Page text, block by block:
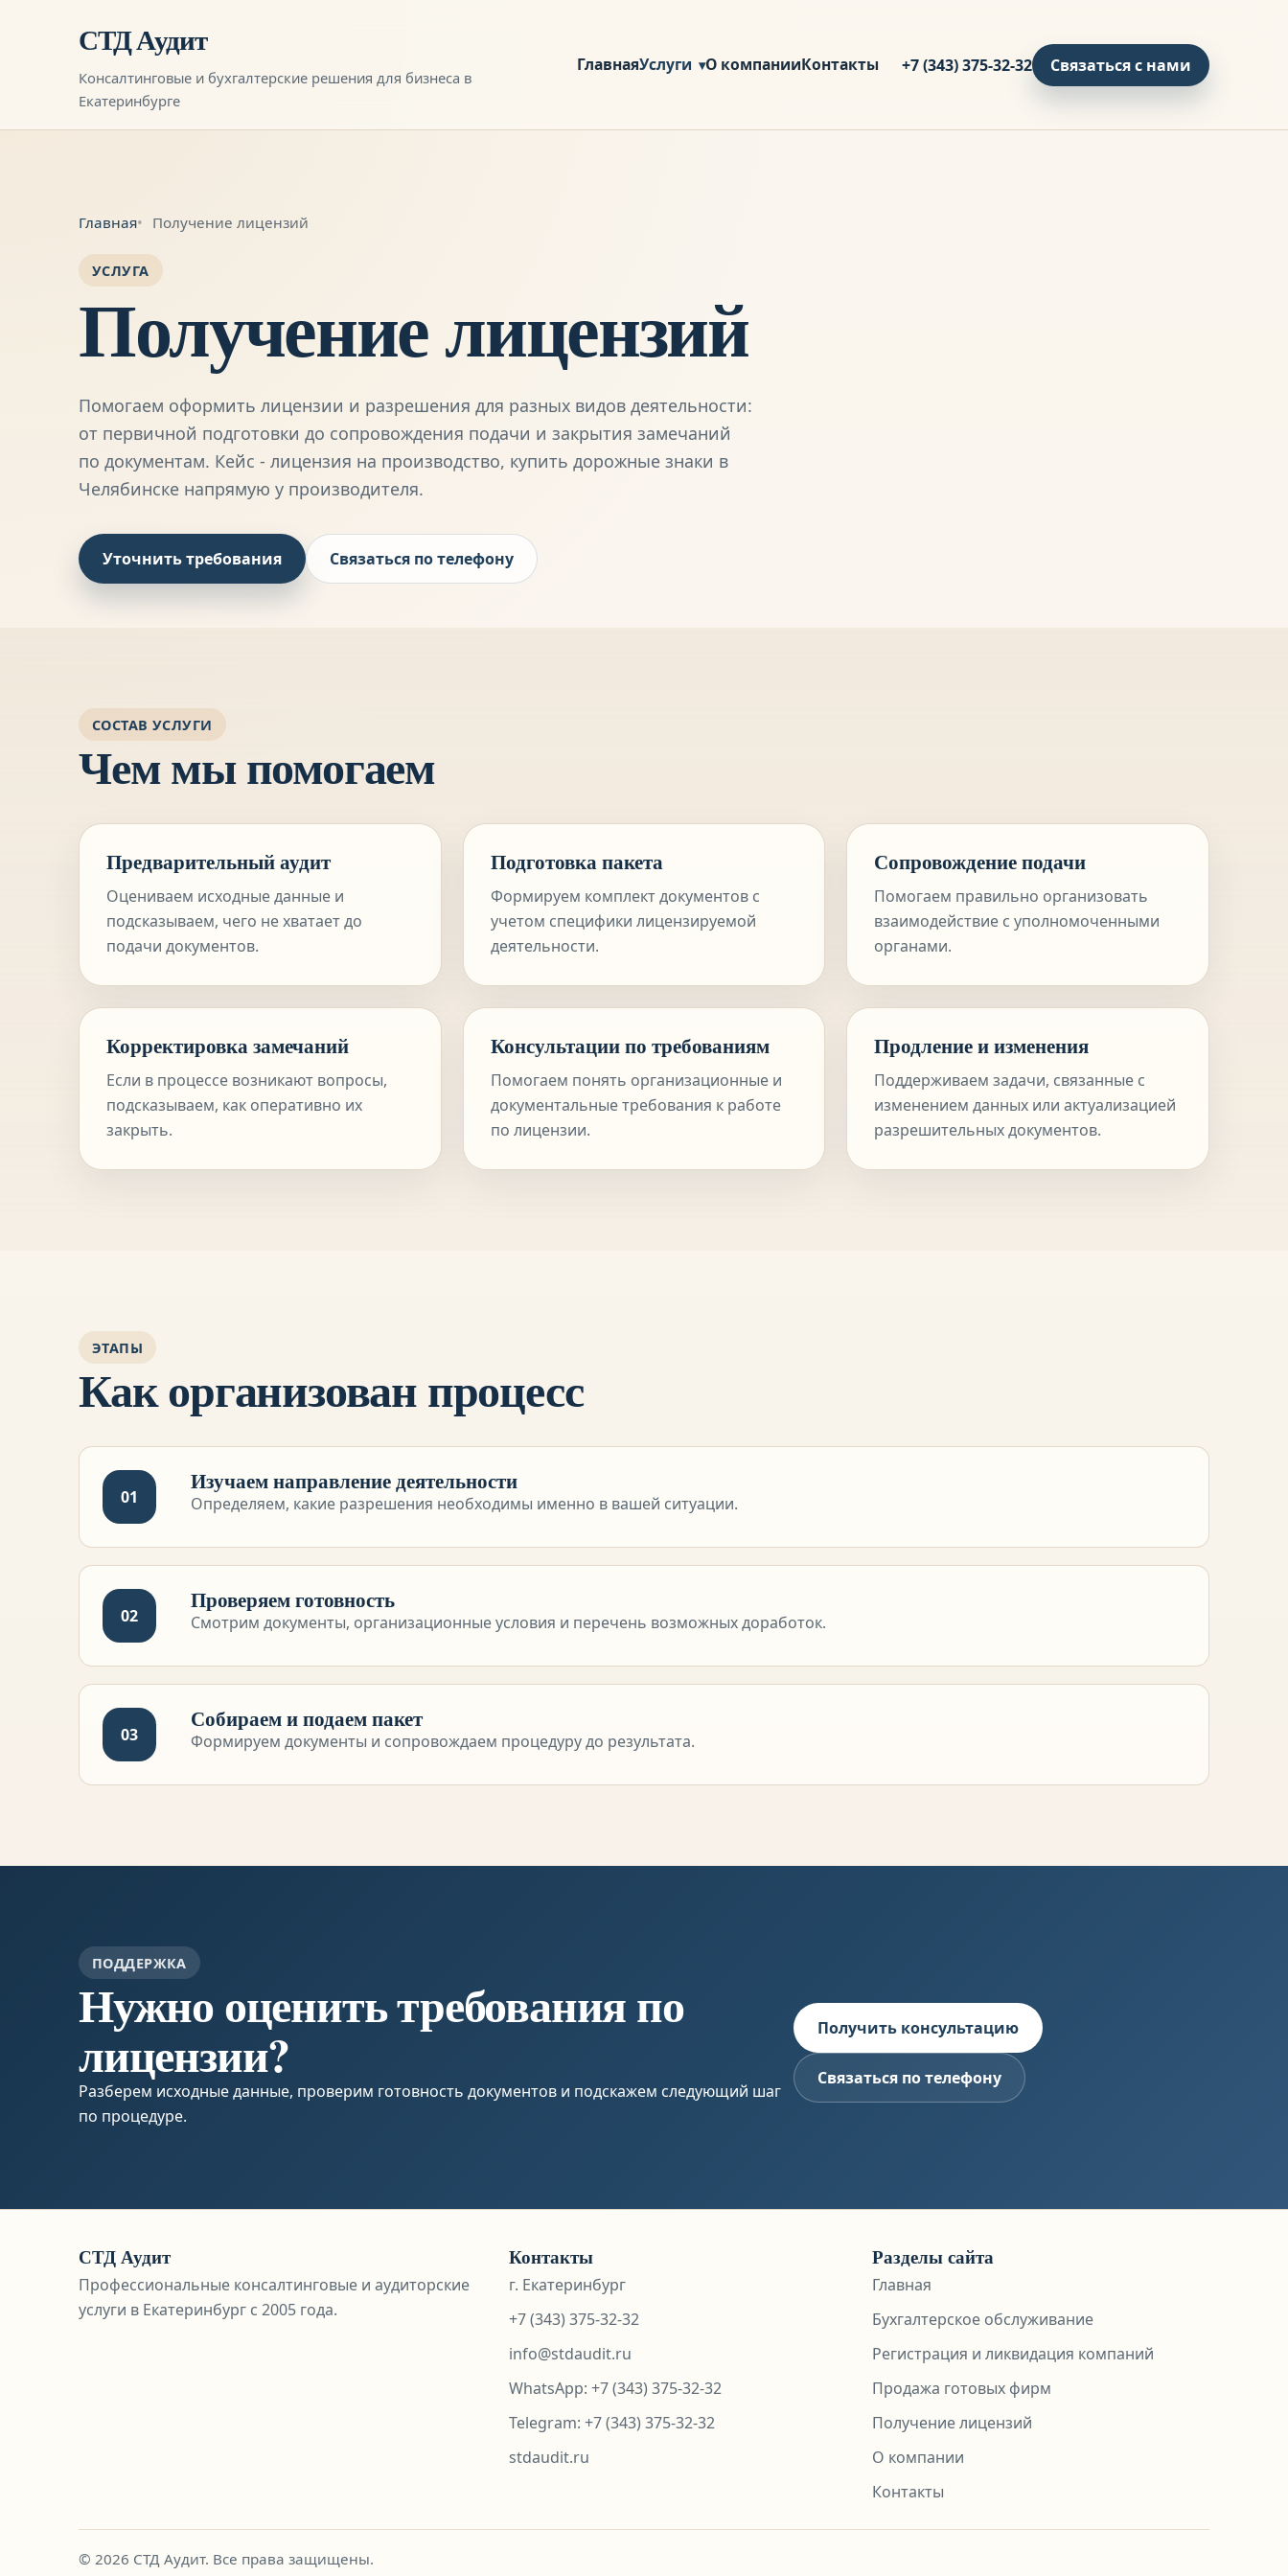
СТД Аудит
Консалтинговые и бухгалтерские решения для бизнеса в
Екатеринбурге
ГлавнаяУслуги О компанииКонтакты +7 (343) 375-32-32 Связаться с нами
Главная Получение лицензий
УСЛУГА
Получение лицензий
Помогаем оформить лицензии и разрешения для разных видов деятельности:
от первичной подготовки до сопровождения подачи и закрытия замечаний
по документам. Кейс - лицензия на производство, купить дорожные знаки в
Челябинске напрямую у производителя.
Уточнить требования Связаться по телефону
СОСТАВ УСЛУГИ
Чем мы помогаем
Предварительный аудит
Оцениваем исходные данные и
подсказываем, чего не хватает до
подачи документов.
Подготовка пакета
Формируем комплект документов с
учетом специфики лицензируемой
деятельности.
Сопровождение подачи
Помогаем правильно организовать
взаимодействие с уполномоченными
органами.
Корректировка замечаний
Если в процессе возникают вопросы,
подсказываем, как оперативно их
закрыть.
Консультации по требованиям
Помогаем понять организационные и
документальные требования к работе
по лицензии.
Продление и изменения
Поддерживаем задачи, связанные с
изменением данных или актуализацией
разрешительных документов.
ЭТАПЫ
Как организован процесс
01
Изучаем направление деятельности
Определяем, какие разрешения необходимы именно в вашей ситуации.
02
Проверяем готовность
Смотрим документы, организационные условия и перечень возможных доработок.
03
Собираем и подаем пакет
Формируем документы и сопровождаем процедуру до результата.
ПОДДЕРЖКА
Нужно оценить требования по
лицензии?
Разберем исходные данные, проверим готовность документов и подскажем следующий шаг
по процедуре.
Получить консультацию
Связаться по телефону
СТД Аудит
Профессиональные консалтинговые и аудиторские
услуги в Екатеринбург с 2005 года.
Контакты
г. Екатеринбург
+7 (343) 375-32-32
info@stdaudit.ru
WhatsApp: +7 (343) 375-32-32
Telegram: +7 (343) 375-32-32
stdaudit.ru
Разделы сайта
Главная
Бухгалтерское обслуживание
Регистрация и ликвидация компаний
Продажа готовых фирм
Получение лицензий
О компании
Контакты
© 2026 СТД Аудит. Все права защищены.